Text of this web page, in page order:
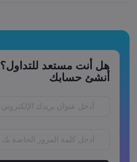
هل أنت مستعد للتداول؟
أنشئ حسابك